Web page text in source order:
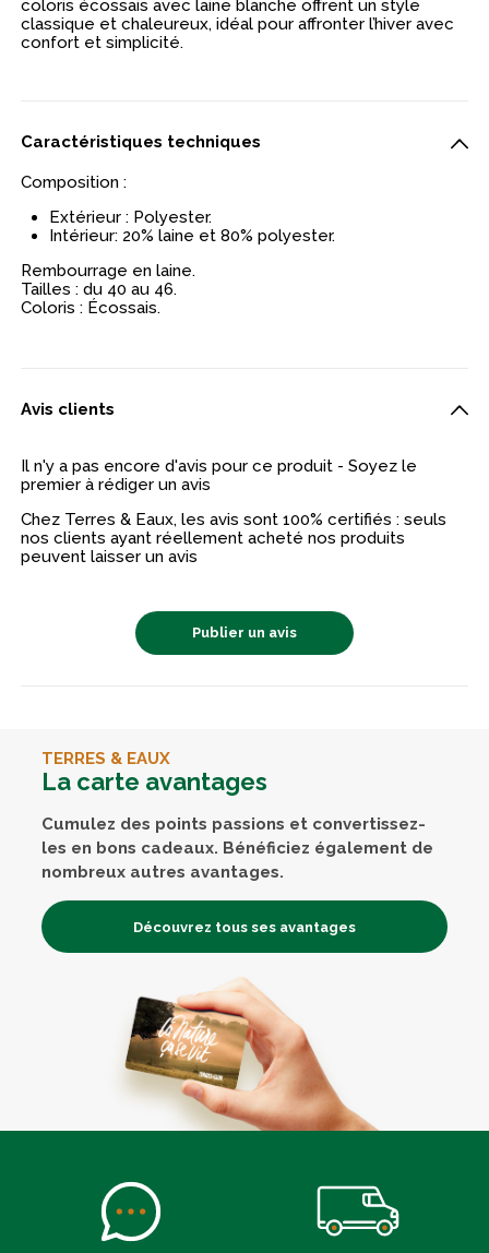
coloris écossais avec laine blanche offrent un style
classique et chaleureux, idéal pour affronter l’hiver avec
confort et simplicité.
Caractéristiques techniques
Composition :
Extérieur : Polyester.
Intérieur: 20% laine et 80% polyester.
Rembourrage en laine.
Tailles : du 40 au 46.
Coloris : Écossais.
Avis clients
Il n'y a pas encore d'avis pour ce produit - Soyez le
premier à rédiger un avis
Chez Terres & Eaux, les avis sont 100% certifiés : seuls
nos clients ayant réellement acheté nos produits
peuvent laisser un avis
Publier un avis
TERRES & EAUX
La carte avantages
Cumulez des points passions et convertissez-
les en bons cadeaux. Bénéficiez également de
nombreux autres avantages.
Découvrez tous ses avantages